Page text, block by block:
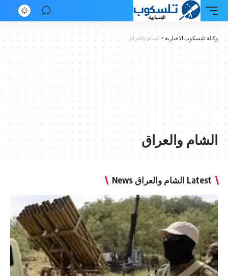
وكالة تليسكوب الاخبارية > الشام والعراق
الشام والعراق
Latest الشام والعراق News